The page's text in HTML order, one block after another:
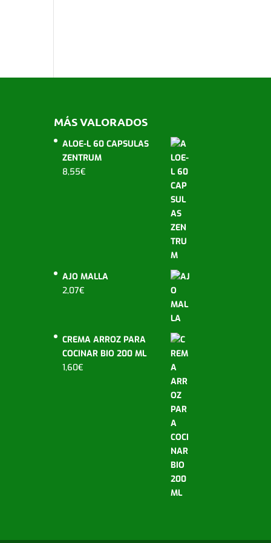
MÁS VALORADOS
ALOE-L 60 CAPSULAS
ZENTRUM
8,55€
AJO MALLA
2,07€
CREMA ARROZ PARA
COCINAR BIO 200 ML
1,60€